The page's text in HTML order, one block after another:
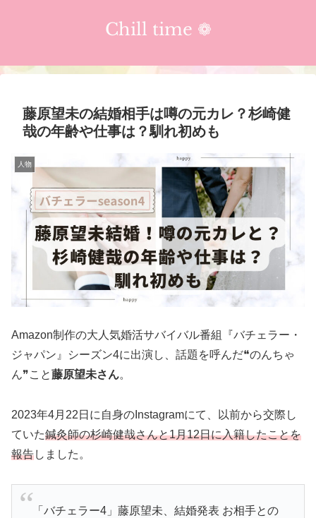
Chill time ❁︎
藤原望未の結婚相手は噂の元カレ？杉崎健
哉の年齢や仕事は？馴れ初めも
人物
Amazon制作の大人気婚活サバイバル番組『バチェラー・
ジャパン』シーズン4に出演し、話題を呼んだ❝のんちゃ
ん❞こと藤原望未さん。
2023年4月22日に自身のInstagramにて、以前から交際し
ていた鍼灸師の杉崎健哉さんと1月12日に入籍したことを
報告しました。
「バチェラー4」藤原望未、結婚発表 お相手との